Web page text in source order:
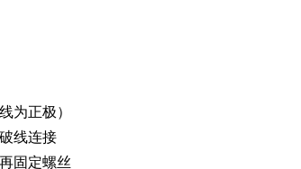
为正极）
线连接
固定螺丝